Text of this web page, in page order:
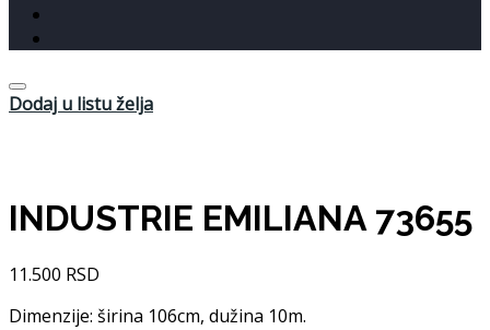
Dodaj u listu želja
INDUSTRIE EMILIANA 73655
11.500 RSD
Dimenzije: širina 106cm, dužina 10m.